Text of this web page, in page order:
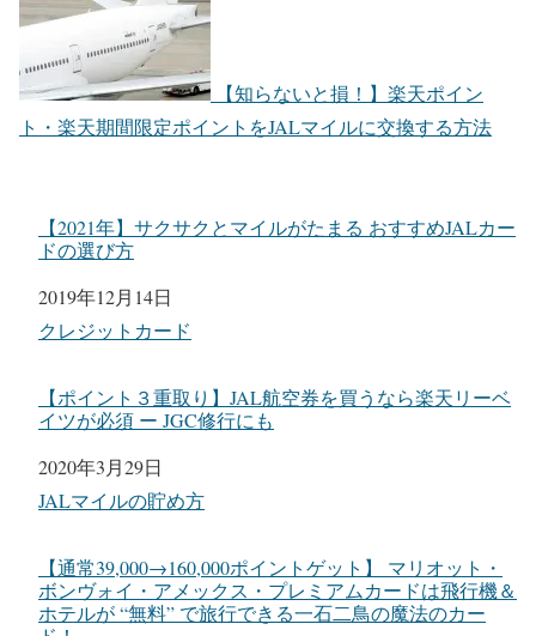
【知らないと損！】楽天ポイン
ト・楽天期間限定ポイントをJALマイルに交換する方法
【2021年】サクサクとマイルがたまる おすすめJALカー
ドの選び方
日付
2019年12月14日
関連理由
クレジットカード
【ポイント３重取り】JAL航空券を買うなら楽天リーベ
イツが必須 ー JGC修行にも
日付
2020年3月29日
関連理由
JALマイルの貯め方
【通常39,000→160,000ポイントゲット】 マリオット・
ボンヴォイ・アメックス・プレミアムカードは飛行機＆
ホテルが “無料” で旅行できる一石二鳥の魔法のカー